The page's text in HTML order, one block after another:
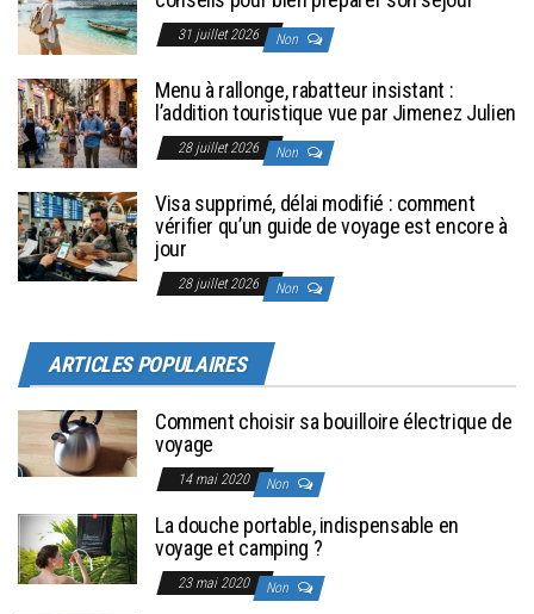
31 juillet 2026 Non
Menu à rallonge, rabatteur insistant :
l’addition touristique vue par Jimenez Julien
28 juillet 2026 Non
Visa supprimé, délai modifié : comment
vérifier qu’un guide de voyage est encore à
jour
28 juillet 2026 Non
ARTICLES POPULAIRES
Comment choisir sa bouilloire électrique de
voyage
14 mai 2020 Non
La douche portable, indispensable en
voyage et camping ?
23 mai 2020 Non